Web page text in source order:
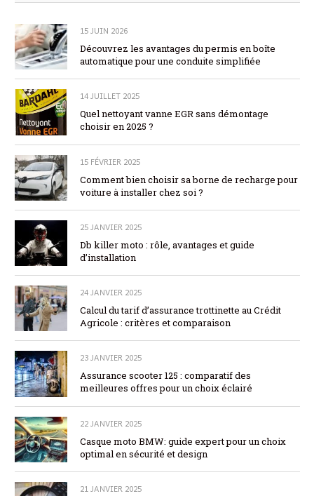
15 JUIN 2026
Découvrez les avantages du permis en boîte
automatique pour une conduite simplifiée
14 JUILLET 2025
Quel nettoyant vanne EGR sans démontage
choisir en 2025 ?
15 FÉVRIER 2025
Comment bien choisir sa borne de recharge pour
voiture à installer chez soi ?
25 JANVIER 2025
Db killer moto : rôle, avantages et guide
d’installation
24 JANVIER 2025
Calcul du tarif d’assurance trottinette au Crédit
Agricole : critères et comparaison
23 JANVIER 2025
Assurance scooter 125 : comparatif des
meilleures offres pour un choix éclairé
22 JANVIER 2025
Casque moto BMW: guide expert pour un choix
optimal en sécurité et design
21 JANVIER 2025